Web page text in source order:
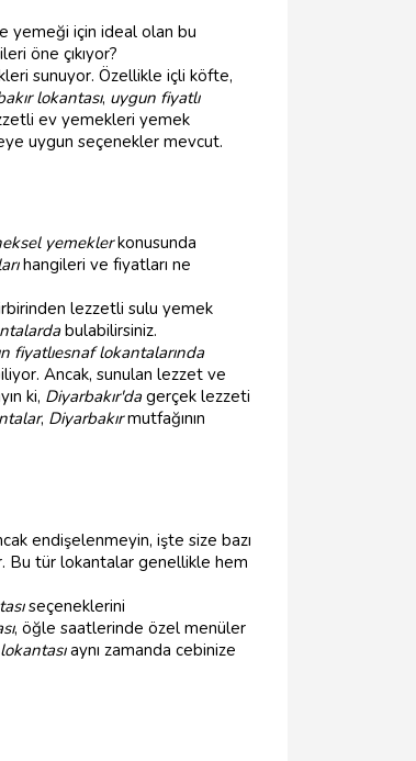
yemeği için ideal olan bu
öne çıkıyor?
sunuyor. Özellikle içli köfte,
lokantası, uygun fiyatlı
ev yemekleri yemek
uygun seçenekler mevcut.
yemeklerkonusunda
hangileri ve fiyatları ne
lezzetli sulu yemek
bulabilirsiniz.
fiyatlıesnaf lokantalarında
Ancak, sunulan lezzet ve
ki, Diyarbakır'dagerçek lezzeti
, Diyarbakırmutfağının
endişelenmeyin, işte size bazı
tür lokantalar genellikle hem
seçeneklerini
, öğle saatlerinde özel menüler
aynı zamanda cebinize